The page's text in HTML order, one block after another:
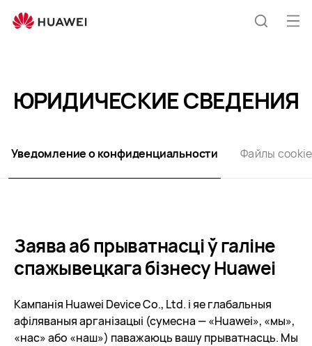
statement-
п
с
О
ы
т
м
е
s
e
ЮРИДИЧЕСКИЕ СВЕДЕНИЯ
Уведомление о конфиденциальности Файлы сookie
Заява аб прыватнасці ў галіне
спажывецкага бізнесу Huawei
Кампанія Huawei Device Co., Ltd. і яе глабальныя
афіляваныя арганізацыі (сумесна — «Huawei», «мы»,
«нас» або «наш») паважаюць вашу прыватнасць. Мы